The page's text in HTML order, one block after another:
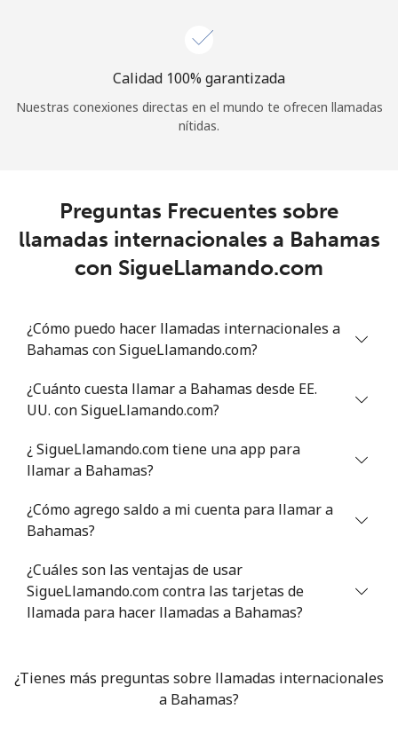
Calidad 100% garantizada
Nuestras conexiones directas en el mundo te ofrecen llamadas
nítidas.
Preguntas Frecuentes sobre
llamadas internacionales a Bahamas
con SigueLlamando.com
¿Cómo puedo hacer llamadas internacionales a
Bahamas con SigueLlamando.com?
¿Cuánto cuesta llamar a Bahamas desde EE.
UU. con SigueLlamando.com?
¿ SigueLlamando.com tiene una app para
llamar a Bahamas?
¿Cómo agrego saldo a mi cuenta para llamar a
Bahamas?
¿Cuáles son las ventajas de usar
SigueLlamando.com contra las tarjetas de
llamada para hacer llamadas a Bahamas?
¿Tienes más preguntas sobre llamadas internacionales
a Bahamas?